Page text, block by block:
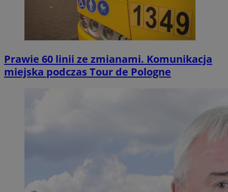
Prawie 60 linii ze zmianami. Komunikacja
miejska podczas Tour de Pologne